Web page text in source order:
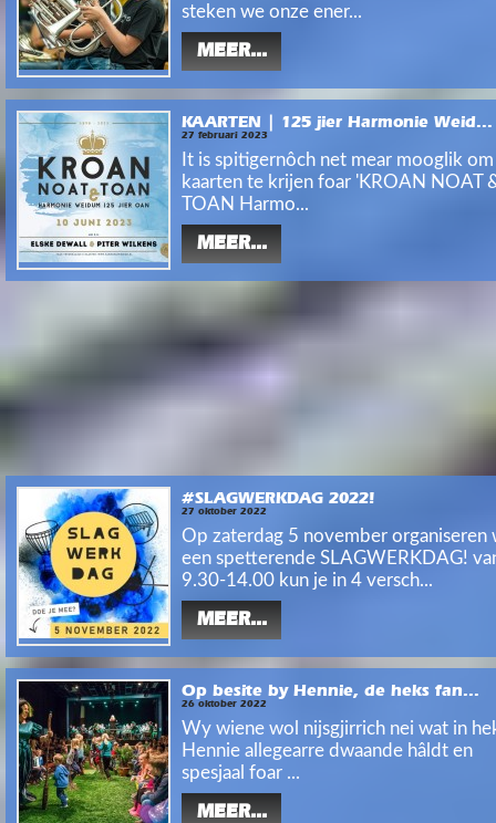
steken we onze ener...
MEER...
KAARTEN | 125 jier Harmonie Weid...
27 februari 2023
It is spitigernôch net mear mooglik om
kaarten te krijen foar 'KROAN NOAT
TOAN Harmo...
MEER...
#SLAGWERKDAG 2022!
27 oktober 2022
Op zaterdag 5 november organiseren
een spetterende SLAGWERKDAG!
9.30-14.00 kun je in 4 versch...
MEER...
Op besite by Hennie, de heks fan...
26 oktober 2022
Wy wiene wol nijsgjirrich nei wat in
Hennie allegearre dwaande hâldt en
spesjaal foar ...
MEER...